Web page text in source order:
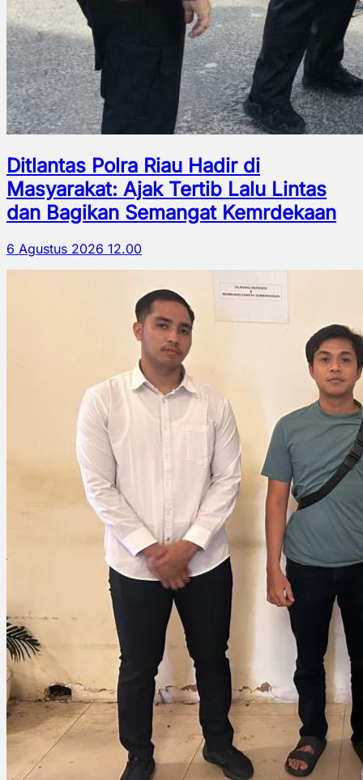
Ditlantas Polra Riau Hadir di
Masyarakat: Ajak Tertib Lalu Lintas
dan Bagikan Semangat Kemrdekaan
6 Agustus 2026 12.00